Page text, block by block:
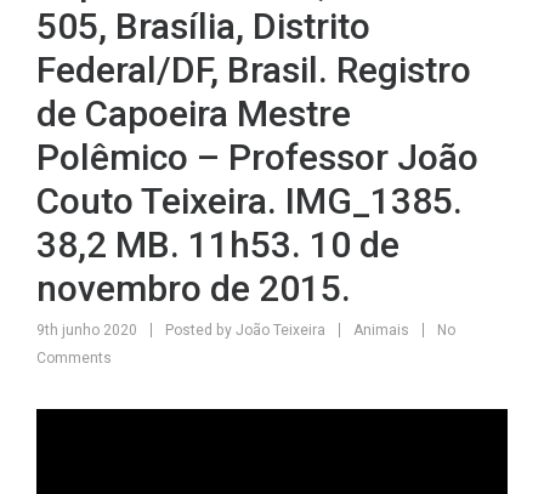
505, Brasília, Distrito
Federal/DF, Brasil. Registro
de Capoeira Mestre
Polêmico – Professor João
Couto Teixeira. IMG_1385.
38,2 MB. 11h53. 10 de
novembro de 2015.
9th junho 2020 Posted by João Teixeira Animais
No
Comments